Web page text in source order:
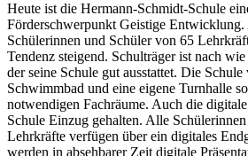
Heute ist die Hermann-Schmidt-Schule
Förderschwerpunkt Geistige
Schülerinnen und Schüler von 65
Tendenz steigend. Schulträger ist nach
der seine Schule gut ausstattet. Die
Schwimmbad und eine eigene Turnhalle
notwendigen Fachräume. Auch die
Schule Einzug gehalten. Alle
Lehrkräfte verfügen über ein digitales
werden in absehbarer Zeit digitale